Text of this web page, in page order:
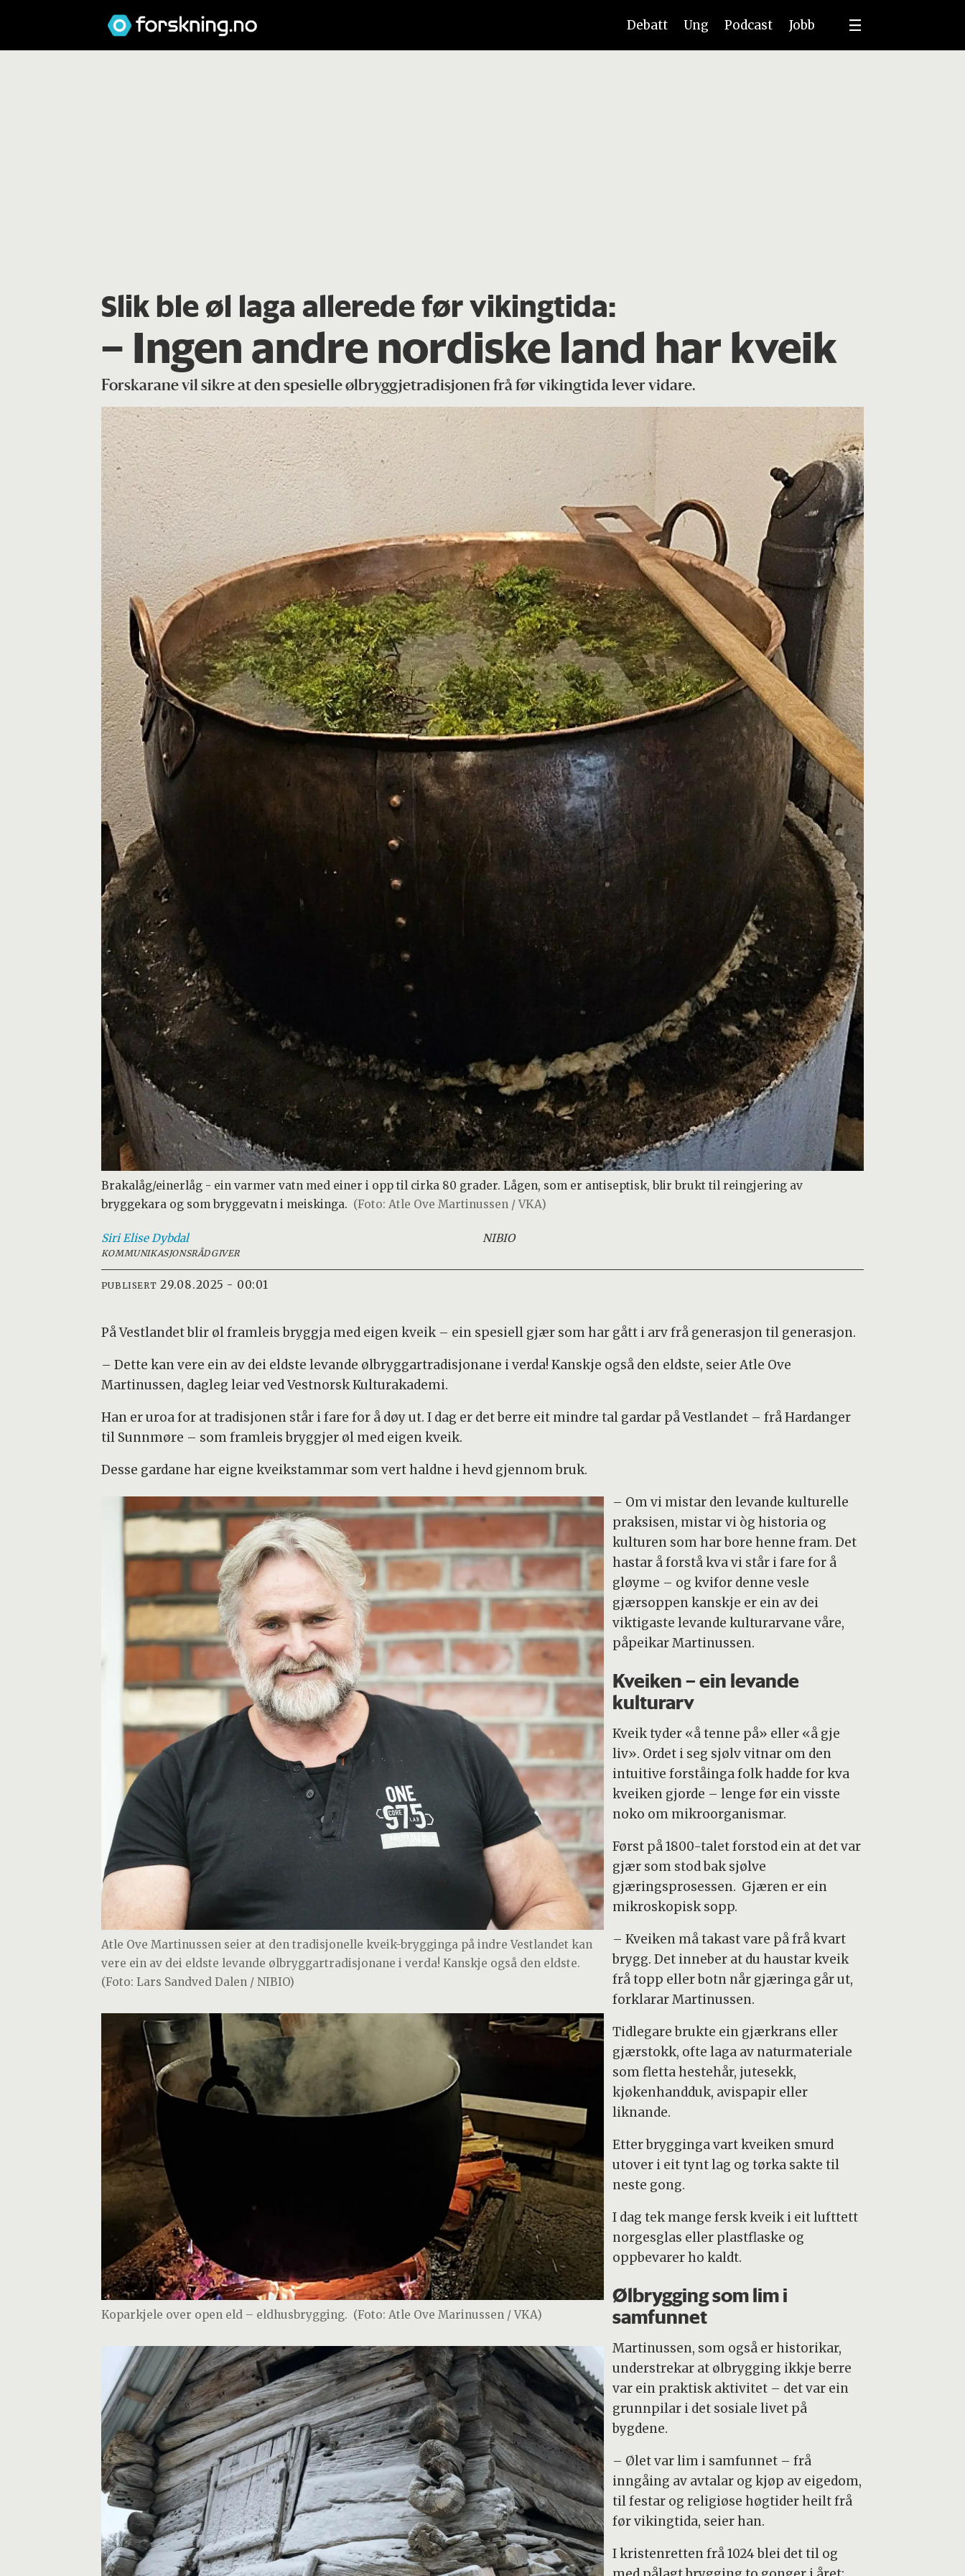
Debatt Ung Podcast Jobb
Slik ble øl laga allerede før vikingtida:
– Ingen andre nordiske land har kveik
Forskarane vil sikre at den spesielle ølbryggjetradisjonen frå før vikingtida lever vidare.
Brakalåg/einerlåg - ein varmer vatn med einer i opp til cirka 80 grader. Lågen, som er antiseptisk, blir brukt til reingjering av
bryggekara og som bryggevatn i meiskinga. (Foto: Atle Ove Martinussen / VKA)
Siri Elise Dybdal
KOMMUNIKASJONSRÅDGIVER
NIBIO
PUBLISERT 29.08.2025 - 00:01
På Vestlandet blir øl framleis bryggja med eigen kveik – ein spesiell gjær som har gått i arv frå generasjon til generasjon.
– Dette kan vere ein av dei eldste levande ølbryggartradisjonane i verda! Kanskje også den eldste, seier Atle Ove
Martinussen, dagleg leiar ved Vestnorsk Kulturakademi.
Han er uroa for at tradisjonen står i fare for å døy ut. I dag er det berre eit mindre tal gardar på Vestlandet – frå Hardanger
til Sunnmøre – som framleis bryggjer øl med eigen kveik.
Desse gardane har eigne kveikstammar som vert haldne i hevd gjennom bruk.
Atle Ove Martinussen seier at den tradisjonelle kveik-brygginga på indre Vestlandet kan
vere ein av dei eldste levande ølbryggartradisjonane i verda! Kanskje også den eldste.
(Foto: Lars Sandved Dalen / NIBIO)
– Om vi mistar den levande kulturelle
praksisen, mistar vi òg historia og
kulturen som har bore henne fram. Det
hastar å forstå kva vi står i fare for å
gløyme – og kvifor denne vesle
gjærsoppen kanskje er ein av dei
viktigaste levande kulturarvane våre,
påpeikar Martinussen.
Koparkjele over open eld – eldhusbrygging. (Foto: Atle Ove Marinussen / VKA)
Kveiken – ein levande
kulturarv
Kveik tyder «å tenne på» eller «å gje
liv». Ordet i seg sjølv vitnar om den
intuitive forståinga folk hadde for kva
kveiken gjorde – lenge før ein visste
noko om mikroorganismar.
Først på 1800-talet forstod ein at det var
gjær som stod bak sjølve
gjæringsprosessen. Gjæren er ein
mikroskopisk sopp.
– Kveiken må takast vare på frå kvart
brygg. Det inneber at du haustar kveik
frå topp eller botn når gjæringa går ut,
forklarar Martinussen.
Tidlegare brukte ein gjærkrans eller
gjærstokk, ofte laga av naturmateriale
som fletta hestehår, jutesekk,
kjøkenhandduk, avispapir eller
liknande.
Etter brygginga vart kveiken smurd
utover i eit tynt lag og tørka sakte til
neste gong.
I dag tek mange fersk kveik i eit lufttett
norgesglas eller plastflaske og
oppbevarer ho kaldt.
Ølbrygging som lim i
samfunnet
Martinussen, som også er historikar,
understrekar at ølbrygging ikkje berre
var ein praktisk aktivitet – det var ein
grunnpilar i det sosiale livet på
bygdene.
– Ølet var lim i samfunnet – frå
inngåing av avtalar og kjøp av eigedom,
til festar og religiøse høgtider heilt frå
før vikingtida, seier han.
I kristenretten frå 1024 blei det til og